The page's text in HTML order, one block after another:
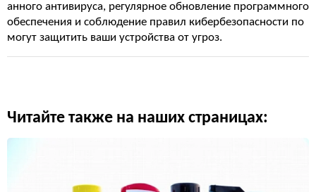
анного антивируса, регулярное обновление программного
обеспечения и соблюдение правил кибербезопасности по
могут защитить ваши устройства от угроз.
Читайте также на наших страницах: